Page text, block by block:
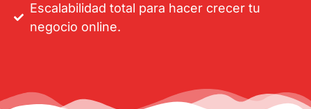
Escalabilidad total para hacer crecer tu
negocio online.